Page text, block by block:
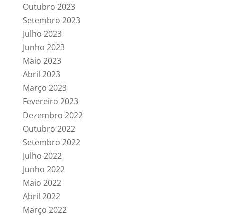
Outubro 2023
Setembro 2023
Julho 2023
Junho 2023
Maio 2023
Abril 2023
Março 2023
Fevereiro 2023
Dezembro 2022
Outubro 2022
Setembro 2022
Julho 2022
Junho 2022
Maio 2022
Abril 2022
Março 2022